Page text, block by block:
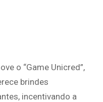
o “Game Unicred”,
brindes
incentivando a